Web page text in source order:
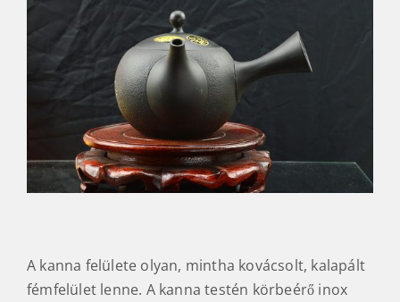
A kanna felülete olyan, mintha kovácsolt, kalapált
fémfelület lenne. A kanna testén körbeérő inox